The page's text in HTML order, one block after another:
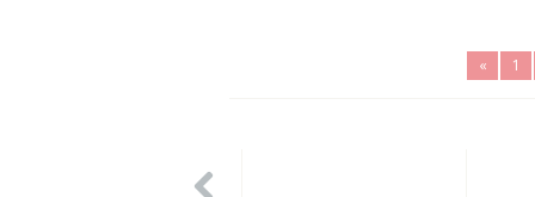
« 1